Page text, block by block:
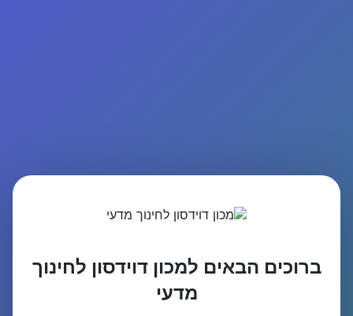
ברוכים הבאים למכון דוידסון לחינוך
מדעי